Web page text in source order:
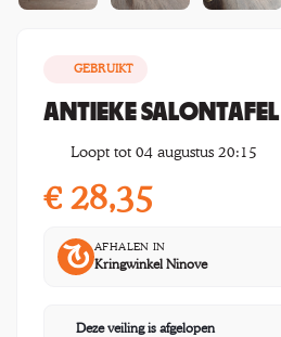
GEBRUIKT
ANTIEKE SALONTAFEL
Loopt tot 04 augustus 20:15
€ 28,35
AFHALEN IN
Kringwinkel Ninove
Deze veiling is afgelopen